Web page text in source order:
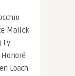
Malick
Ly
Honoré
Loach